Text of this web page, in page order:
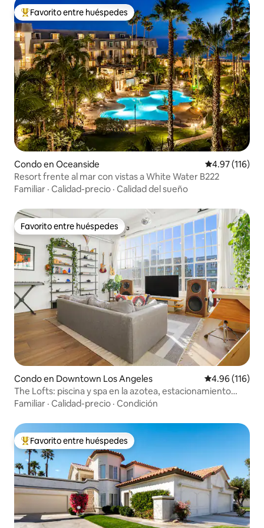
Favorito entre huéspedes preferido
Favorito entre huéspedes
Condo en Oceanside Calificación
4.97 (116)
Resort frente al mar con vistas a White Water B222
Familiar · Calidad-precio · Calidad del sueño
Favorito entre huéspedes
Favorito entre huéspedes
Condo en Downtown Los Angeles Calificación
4.96 (116)
The Lofts: piscina y spa en la azotea, estacionamiento
gratuito, DTLA
Familiar · Calidad-precio · Condición
Favorito entre huéspedes preferido
Favorito entre huéspedes